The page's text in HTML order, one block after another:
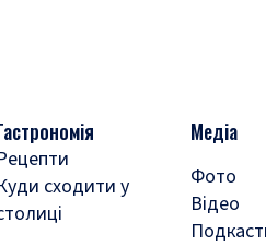
сходити у
Медіа
Фото
Відео